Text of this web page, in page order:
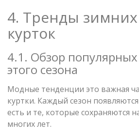
4. Тренды
курток
4.1. Обзор
этого сезона
Модные тенденции это важная
куртки. Каждый сезон
есть и те, которые сохраняются
многих лет.